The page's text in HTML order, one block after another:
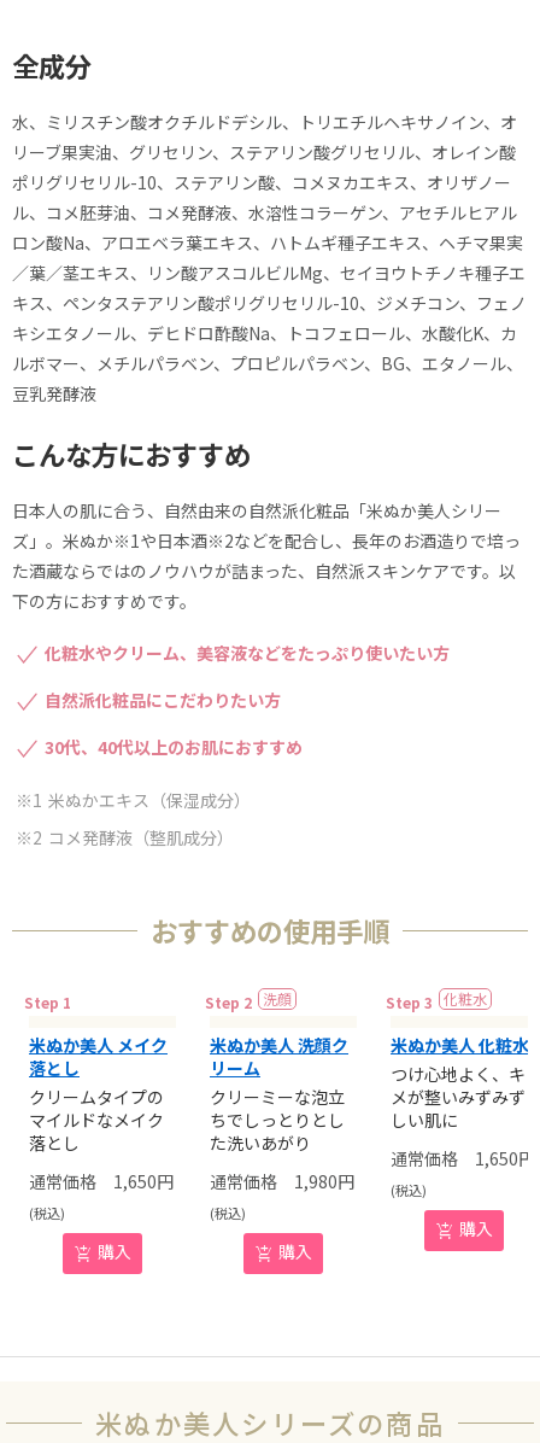
全成分
水、ミリスチン酸オクチルドデシル、トリエチルヘキサノイン、オ
リーブ果実油、グリセリン、ステアリン酸グリセリル、オレイン酸
ポリグリセリル-10、ステアリン酸、コメヌカエキス、オリザノー
ル、コメ胚芽油、コメ発酵液、水溶性コラーゲン、アセチルヒアル
ロン酸Na、アロエベラ葉エキス、ハトムギ種子エキス、ヘチマ果実
／葉／茎エキス、リン酸アスコルビルMg、セイヨウトチノキ種子エ
キス、ペンタステアリン酸ポリグリセリル-10、ジメチコン、フェノ
キシエタノール、デヒドロ酢酸Na、トコフェロール、水酸化K、カ
ルボマー、メチルパラベン、プロピルパラベン、BG、エタノール、
豆乳発酵液
こんな方におすすめ
日本人の肌に合う、自然由来の自然派化粧品「米ぬか美人シリー
ズ」。米ぬか※1や日本酒※2などを配合し、長年のお酒造りで培っ
た酒蔵ならではのノウハウが詰まった、自然派スキンケアです。以
下の方におすすめです。
化粧水やクリーム、美容液などをたっぷり使いたい方
自然派化粧品にこだわりたい方
30代、40代以上のお肌におすすめ
米ぬかエキス（保湿成分）
コメ発酵液（整肌成分）
おすすめの使用手順
米ぬか美人 メイク
落とし
クリームタイプの
マイルドなメイク
落とし
1,650円
(税込)
購入
米ぬか美人 洗顔ク
リーム
クリーミーな泡立
ちでしっとりとし
た洗いあがり
1,980円
(税込)
購入
米ぬか美人 化粧水
つけ心地よく、キ
メが整いみずみず
しい肌に
1,650円
(税込)
購入
米ぬか美人シリーズの商品